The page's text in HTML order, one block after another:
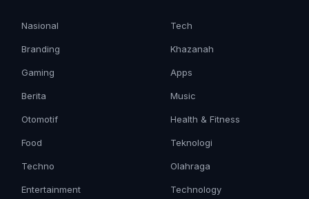
Nasional
Branding
Gaming
Berita
Otomotif
Tech
Khazanah
Apps
Music
Health & Fitness
Food
Techno
Entertainment
Teknologi
Olahraga
Technology